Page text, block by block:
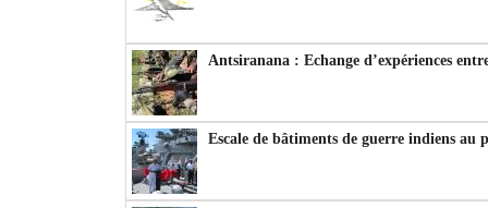
Antsiranana : Echange d’expériences
Escale de bâtiments de guerre indiens au